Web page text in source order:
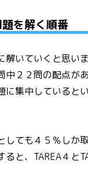
を解く順番
解いていくと思い
中２２問の配点が
に集中していると
しても４５％しか
と、TAREA４と